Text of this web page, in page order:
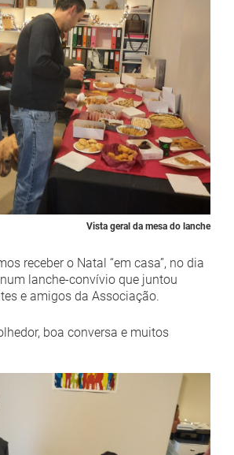
Vista geral da mesa do lanche
receber o Natal “em casa”, no dia
lanche-convívio que juntou
e amigos da Associação.
boa conversa e muitos